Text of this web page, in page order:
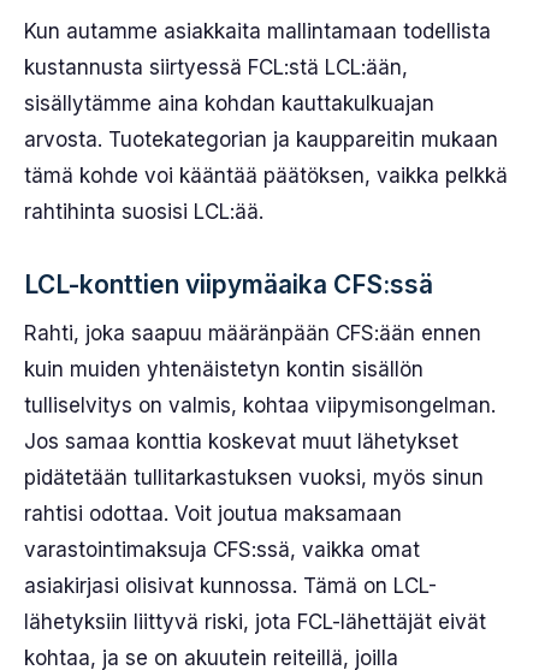
Kun autamme asiakkaita mallintamaan todellista
kustannusta siirtyessä FCL:stä LCL:ään,
sisällytämme aina kohdan kauttakulkuajan
arvosta. Tuotekategorian ja kauppareitin mukaan
tämä kohde voi kääntää päätöksen, vaikka pelkkä
rahtihinta suosisi LCL:ää.
LCL-konttien viipymäaika CFS:ssä
Rahti, joka saapuu määränpään CFS:ään ennen
kuin muiden yhtenäistetyn kontin sisällön
tulliselvitys on valmis, kohtaa viipymisongelman.
Jos samaa konttia koskevat muut lähetykset
pidätetään tullitarkastuksen vuoksi, myös sinun
rahtisi odottaa. Voit joutua maksamaan
varastointimaksuja CFS:ssä, vaikka omat
asiakirjasi olisivat kunnossa. Tämä on LCL-
lähetyksiin liittyvä riski, jota FCL-lähettäjät eivät
kohtaa, ja se on akuutein reiteillä, joilla